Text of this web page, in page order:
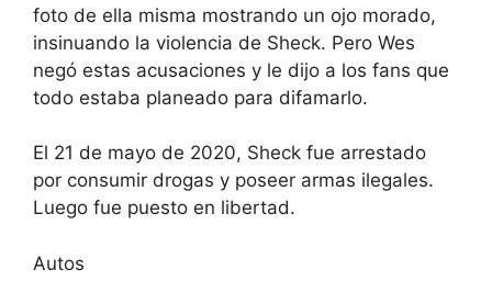
foto de ella misma mostrando un ojo morado,
insinuando la violencia de Sheck. Pero Wes
negó estas acusaciones y le dijo a los fans que
todo estaba planeado para difamarlo.
El 21 de mayo de 2020, Sheck fue arrestado
por consumir drogas y poseer armas ilegales.
Luego fue puesto en libertad.
Autos